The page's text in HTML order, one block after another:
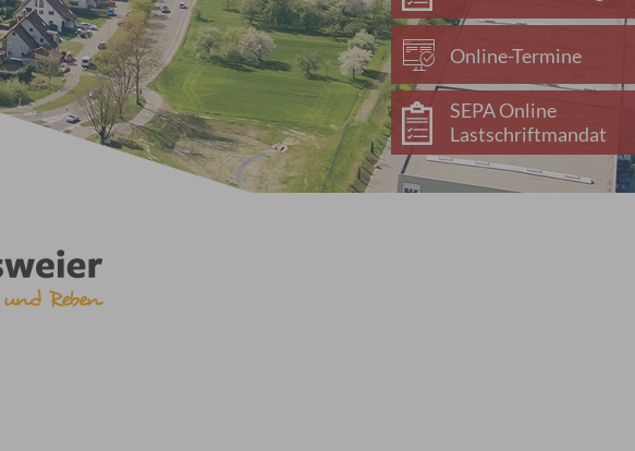
Online-Termine
SEPA Online
Lastschriftmandat